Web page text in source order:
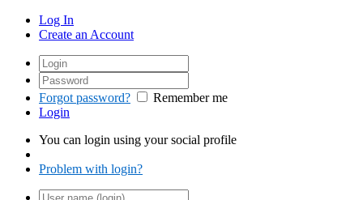
Log In
Create an Account
Forgot password?
Remember me
Login
You can login using your social profile
Problem with login?